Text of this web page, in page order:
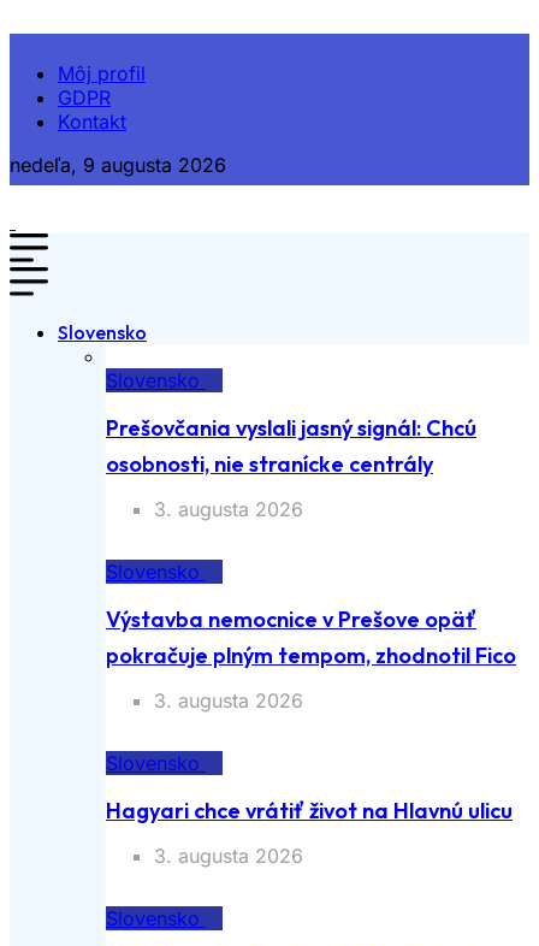
Môj profil
GDPR
Kontakt
nedeľa, 9 augusta 2026
Slovensko
Slovensko
Prešovčania vyslali jasný signál: Chcú
osobnosti, nie stranícke centrály
3. augusta 2026
Slovensko
Výstavba nemocnice v Prešove opäť
pokračuje plným tempom, zhodnotil Fico
3. augusta 2026
Slovensko
Hagyari chce vrátiť život na Hlavnú ulicu
3. augusta 2026
Slovensko